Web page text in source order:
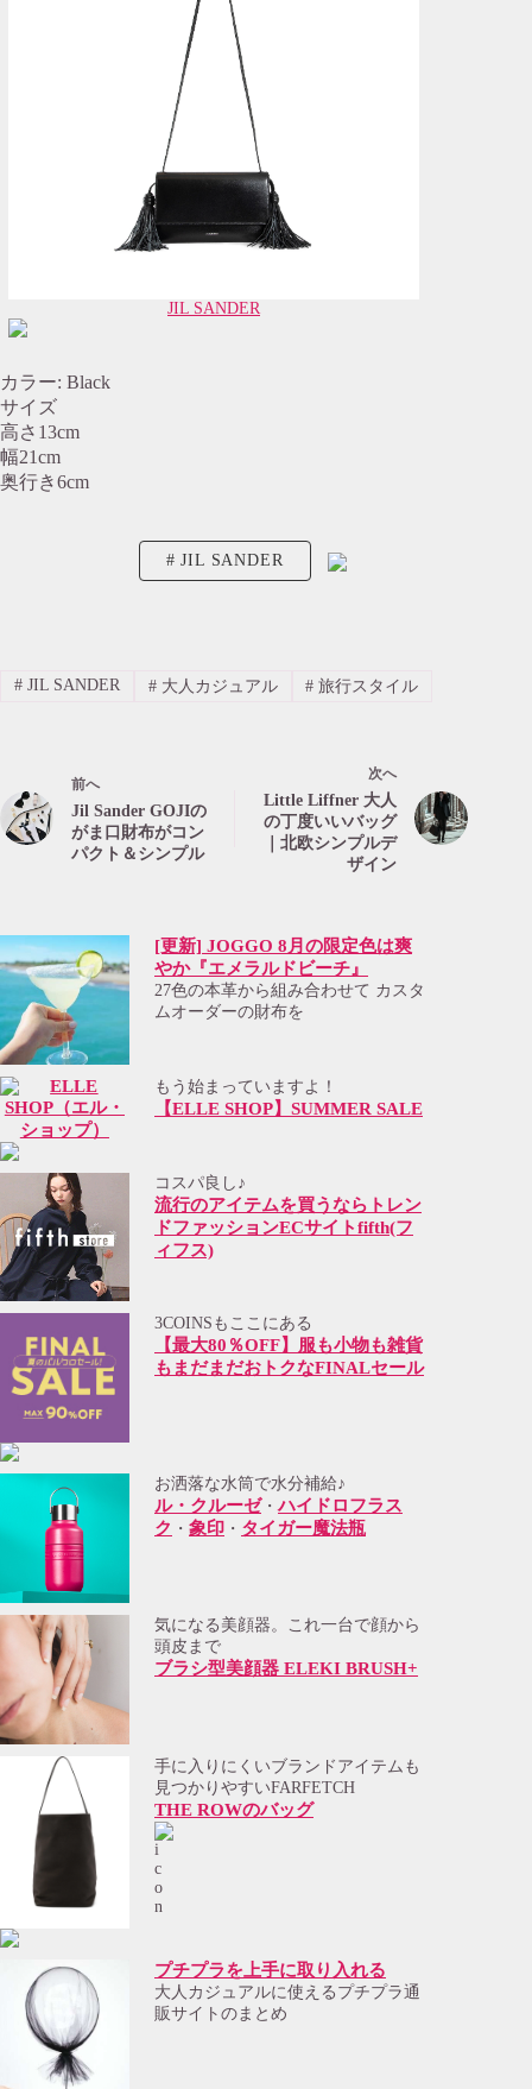
JIL SANDER
カラー: Black
サイズ
高さ13cm
幅21cm
奥行き6cm
JIL SANDER
#JIL SANDER #大人カジュアル # 旅行スタイル
前へ
Jil Sander GOJIの
がま口財布がコン
パクト＆シンプル
次へ
Little Liffner 大人
の丁度いいバッグ
｜北欧シンプルデ
ザイン
[更新] JOGGO 8月の限定色は爽
やか『エメラルドビーチ』
27色の本革から組み合わせて カスタ
ムオーダーの財布を
もう始まっていますよ！
【ELLE SHOP】SUMMER SALE
コスパ良し♪
流行のアイテムを買うならトレン
ドファッションECサイトfifth(フ
ィフス)
3COINSもここにある
【最大80％OFF】服も小物も雑貨
もまだまだおトクなFINALセール
お洒落な水筒で水分補給♪
ル・クルーゼ・ハイドロフラス
ク ・ 象印 ・ タイガー魔法瓶
気になる美顔器。これ一台で顔から
頭皮まで
ブラシ型美顔器 ELEKI BRUSH+
手に入りにくいブランドアイテムも
見つかりやすいFARFETCH
THE ROWのバッグ
プチプラを上手に取り入れる
大人カジュアルに使えるプチプラ通
販サイトのまとめ